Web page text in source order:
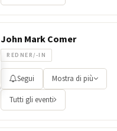
John Mark Comer
REDNER/-IN
Segui Mostra di più
Tutti gli eventi